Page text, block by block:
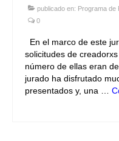
publicado en: Programa de
0
En el marco de este
solicitudes de
número de ellas eran
jurado ha disfrutado
presentados y, una …